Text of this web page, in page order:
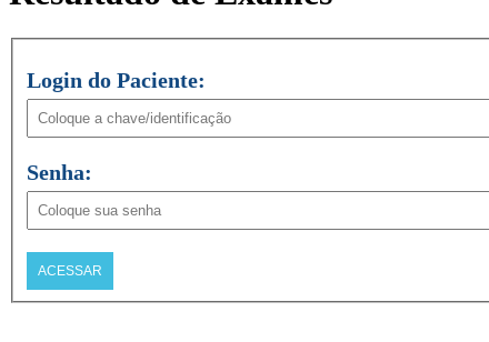
Login do Paciente:
Senha: